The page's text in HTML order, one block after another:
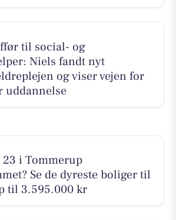
til social- og
Niels fandt nyt
og viser vejen for
uddannelse
i Tommerup
Se de dyreste boliger til
til 3.595.000 kr